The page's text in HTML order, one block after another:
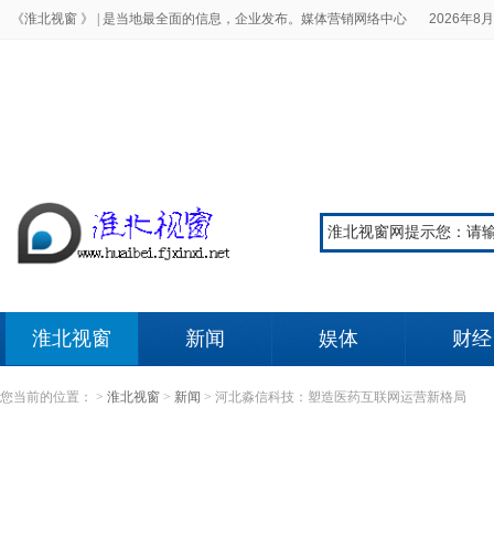
《淮北视窗 》 | 是当地最全面的信息，企业发布。媒体营销网络中心 2026年8
淮北视窗 新闻 娱体 财经
您当前的位置： > 淮北视窗 > 新闻 > 河北淼信科技：塑造医药互联网运营新格局